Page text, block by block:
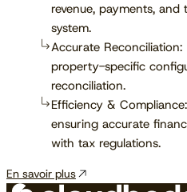
revenue, payments,
system.
Accurate
property-specific
reconciliation.
Efficiency &
ensuring accurate
with tax regulations.
En savoir plus